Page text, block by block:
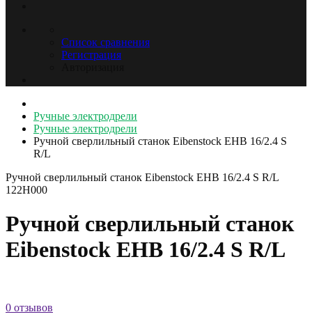
Список сравнения
Регистрация
Ручные электродрели
Ручные электродрели
Ручной сверлильный станок Eibenstock EHB 16/2.4 S
R/L
Ручной сверлильный станок Eibenstock EHB 16/2.4 S R/L
122H000
Ручной сверлильный станок
Eibenstock EHB 16/2.4 S R/L
0 отзывов